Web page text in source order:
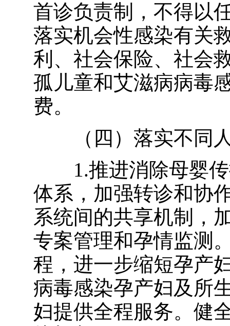
首诊负责制，不得以
落实机会性感染有关
利、社会保险、社会
孤儿童和艾滋病病毒
费。
（四）落实不同
1.推进消除母婴
体系，加强转诊和协
系统间的共享机制，
专案管理和孕情监测
程，进一步缩短孕产
病毒感染孕产妇及所
妇提供全程服务。健